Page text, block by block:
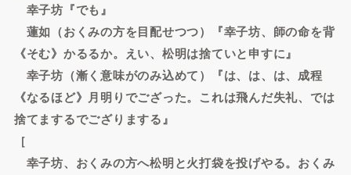
幸子坊『でも』
蓮如（おくみの方を目配せつつ）『幸子坊、師の命を背
《そむ》かるるか。えい、松明は捨ていと申すに』
幸子坊（漸く意味がのみ込めて）『は、は、は、成程
《なるほど》月明りでござった。これは飛んだ失礼、では
捨てまするでござりまする』
［
幸子坊、おくみの方へ松明と火打袋を投げやる。おくみ